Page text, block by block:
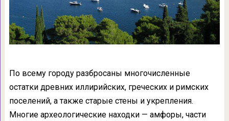
По всему городу разбросаны многочисленные
остатки древних иллирийских, греческих и римских
поселений, а также старые стены и укрепления.
Многие археологические находки — амфоры, части